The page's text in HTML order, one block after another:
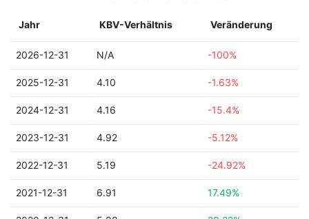
Jahr KBV-Verhältnis Veränderung
2026-12-31 N/A -100%
2025-12-31 4.10 -1.63%
2024-12-31 4.16 -15.4%
2023-12-31 4.92 -5.12%
2022-12-31 5.19 -24.92%
2021-12-31 6.91 17.49%